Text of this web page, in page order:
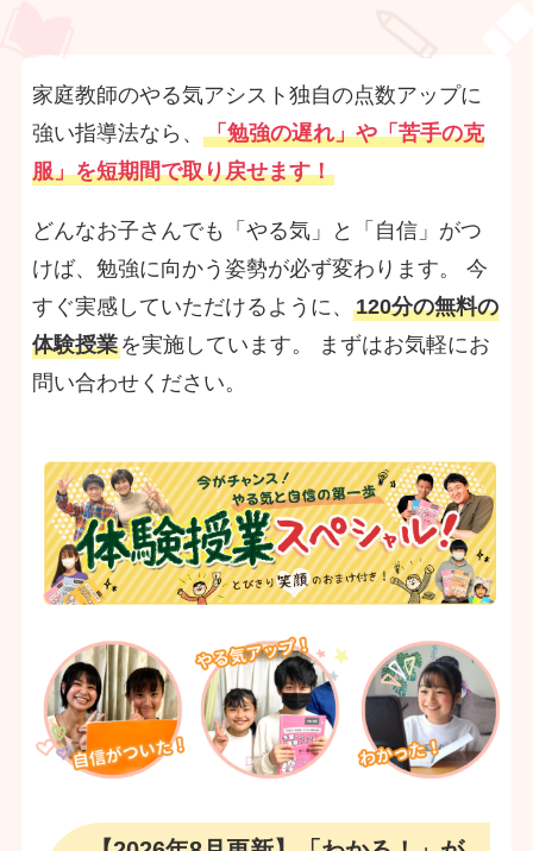
家庭教師のやる気アシスト独自の点数アップに
強い指導法なら、 「勉強の遅れ」や「苦手の克
服」を短期間で取り戻せます！
どんなお子さんでも「やる気」と「自信」がつ
けば、勉強に向かう姿勢が必ず変わります。 今
すぐ実感していただけるように、 120分の無料の
体験授業を実施しています。 まずはお気軽にお
問い合わせください。